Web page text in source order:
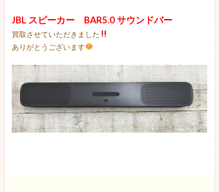
JBL スピーカー BAR5.0 サウンドバー
買取させていただきました
ありがとうございます